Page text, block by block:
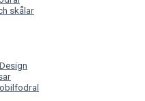
skålar